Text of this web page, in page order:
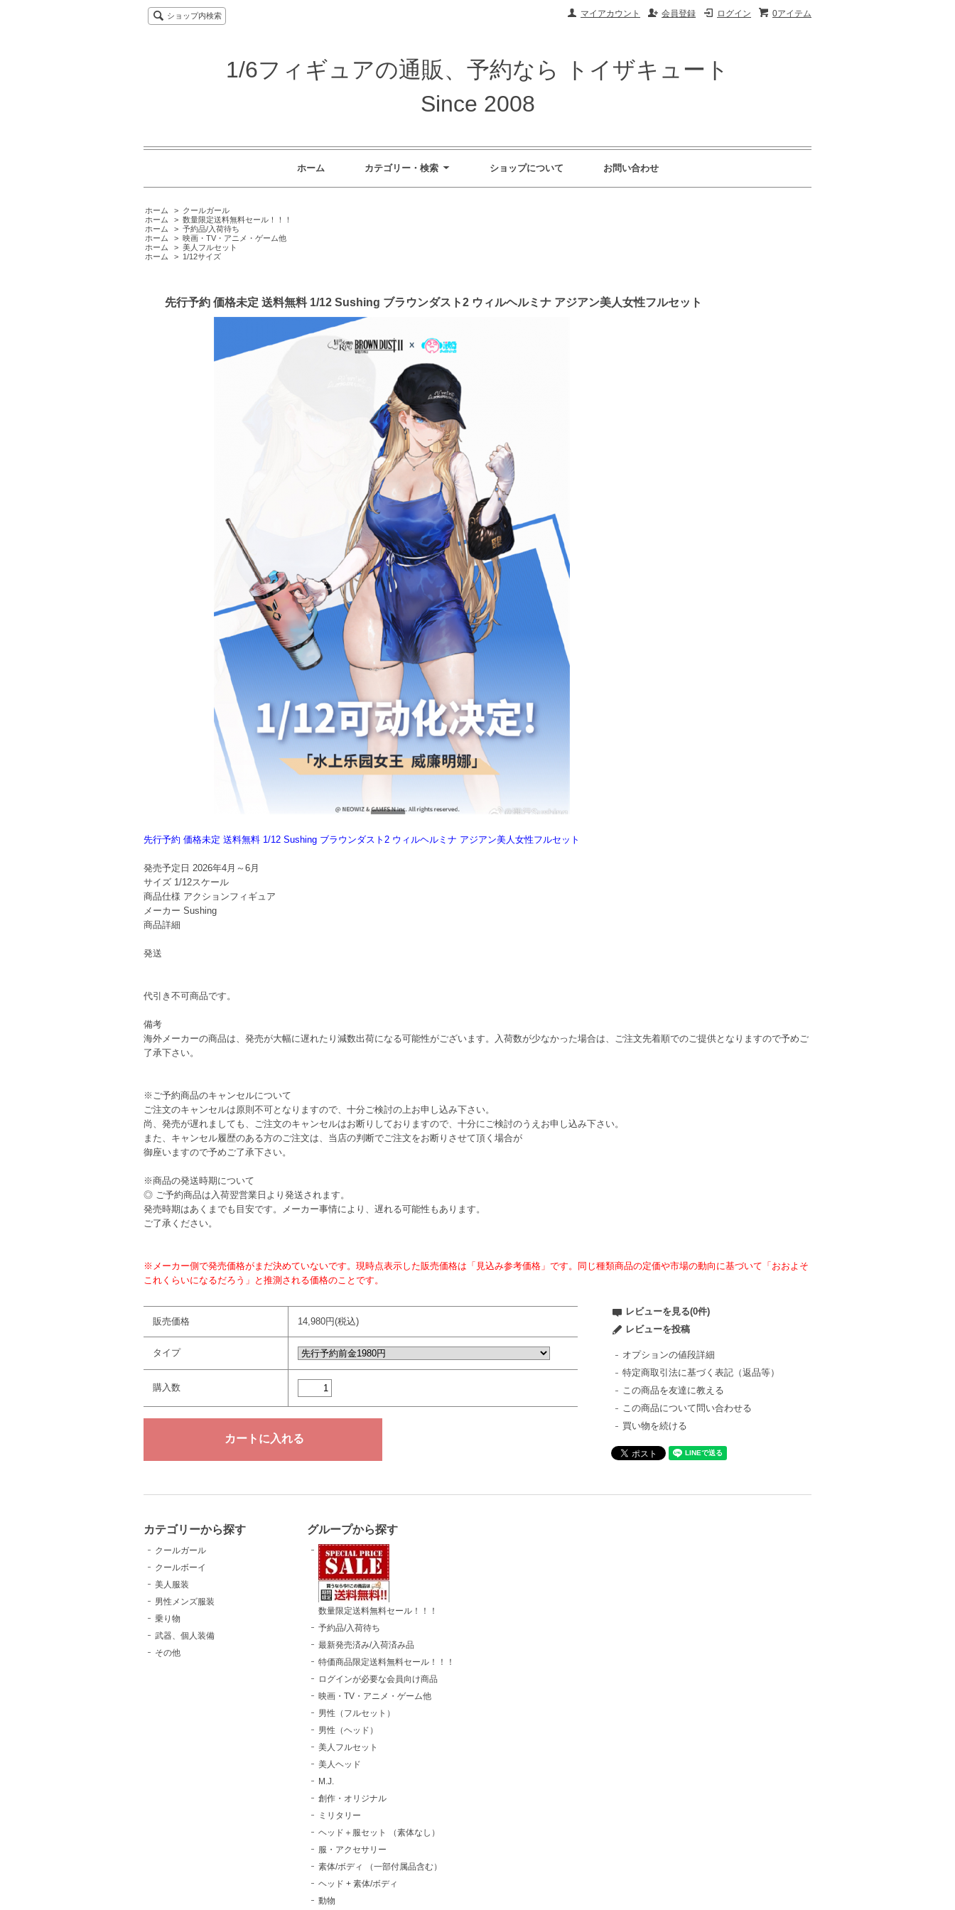
0アイテム
ログイン
会員登録
マイアカウント
ショップ内検索
1/6フィギュアの通販、予約なら トイザキュート
Since 2008
ホーム カテゴリー・検索 ショップについて お問い合わせ
ホーム > クールガール
ホーム
> 数量限定送料無料セール！！！
ホーム
> 予約品/入荷待ち
ホーム
> 映画・TV・アニメ・ゲーム他
ホーム
> 美人フルセット
ホーム
> 1/12サイズ
先行予約 価格未定 送料無料 1/12 Sushing ブラウンダスト2 ウィルヘルミナ アジアン美人女性フルセット
先行予約 価格未定 送料無料 1/12 Sushing ブラウンダスト2 ウィルヘルミナ アジアン美人女性フルセット
発売予定日 2026年4月～6月
サイズ 1/12スケール
商品仕様 アクションフィギュア
メーカー Sushing
商品詳細
発送
代引き不可商品です。
備考
海外メーカーの商品は、発売が大幅に遅れたり減数出荷になる可能性がございます。入荷数が少なかった場合は、ご注文先着順でのご提供となりますので予めご
了承下さい。
※ご予約商品のキャンセルについて
ご注文のキャンセルは原則不可となりますので、十分ご検討の上お申し込み下さい。
尚、発売が遅れましても、ご注文のキャンセルはお断りしておりますので、十分にご検討のうえお申し込み下さい。
また、キャンセル履歴のある方のご注文は、当店の判断でご注文をお断りさせて頂く場合が
御座いますので予めご了承下さい。
※商品の発送時期について
◎ ご予約商品は入荷翌営業日より発送されます。
発売時期はあくまでも目安です。メーカー事情により、遅れる可能性もあります。
ご了承ください。
※メーカー側で発売価格がまだ決めていないです。現時点表示した販売価格は「見込み参考価格」です。同じ種類商品の定価や市場の動向に基づいて「おおよそ
これくらいになるだろう」と推測される価格のことです。
販売価格 14,980円(税込)
タイプ
購入数
レビューを見る(0件)
レビューを投稿
オプションの値段詳細
特定商取引法に基づく表記（返品等）
この商品を友達に教える
この商品について問い合わせる
買い物を続ける
カテゴリーから探す
クールガール
クールボーイ
美人服装
男性メンズ服装
乗り物
武器、個人装備
その他
グループから探す
数量限定送料無料セール！！！
予約品/入荷待ち
最新発売済み/入荷済み品
特価商品限定送料無料セール！！！
ログインが必要な会員向け商品
映画・TV・アニメ・ゲーム他
男性（フルセット）
男性（ヘッド）
美人フルセット
美人ヘッド
M.J.
創作・オリジナル
ミリタリー
ヘッド＋服セット （素体なし）
服・アクセサリー
素体/ボディ （一部付属品含む）
ヘッド + 素体/ボディ
動物